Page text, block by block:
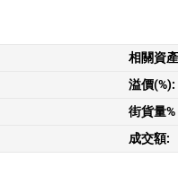
相關資
溢價(%):
街貨量
成交額: